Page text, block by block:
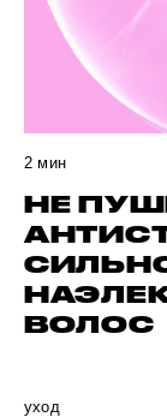
2 мин
НЕ
ВОЛОС
уход